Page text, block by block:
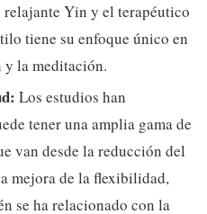
Yin y el terapéutico
tiene su enfoque único en
y la meditación.
Los estudios han
tener una amplia gama de
van desde la reducción del
mejora de la flexibilidad,
se ha relacionado con la